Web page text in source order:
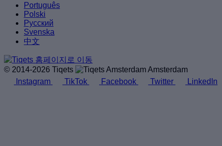
Português
Polski
Русский
Svenska
中文
© 2014-2026 Tiqets
Amsterdam
Instagram
TikTok Facebook Twitter LinkedIn